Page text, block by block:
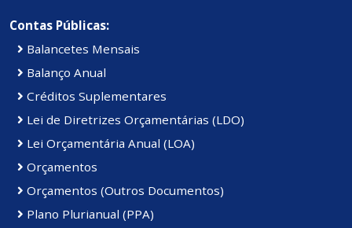
Contas Públicas:
Balancetes Mensais
Balanço Anual
Créditos Suplementares
Lei de Diretrizes Orçamentárias (LDO)
Lei Orçamentária Anual (LOA)
Orçamentos
Orçamentos (Outros Documentos)
Plano Plurianual (PPA)